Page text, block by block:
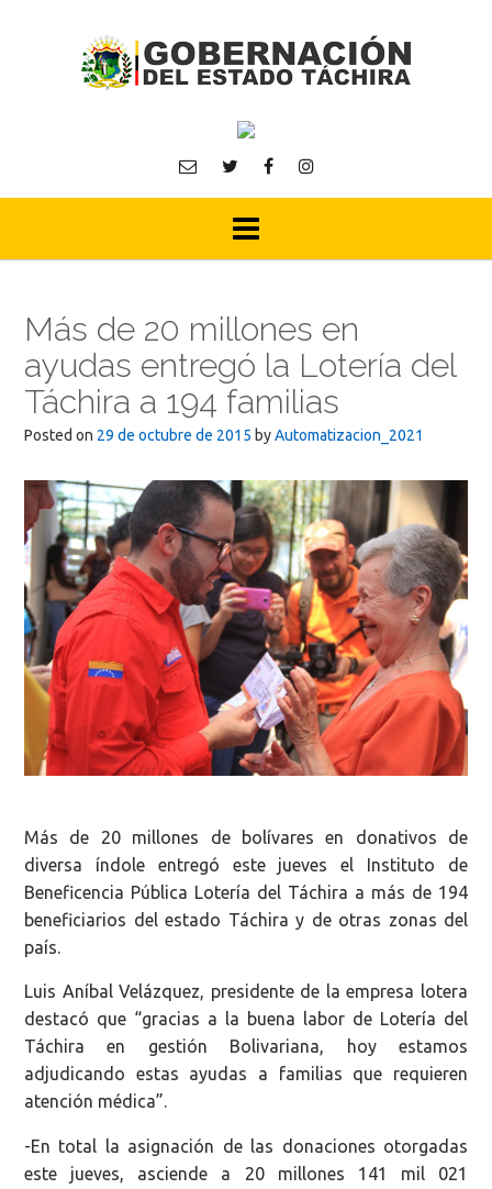
Más de 20 millones en
ayudas entregó la Lotería del
Táchira a 194 familias
Posted on 29 de octubre de 2015 byAutomatizacion_2021
Más de 20 millones de bolívares en donativos de
diversa índole entregó este jueves el Instituto de
Beneficencia Pública Lotería del Táchira a más de 194
beneficiarios del estado Táchira y de otras zonas del
país.
Luis Aníbal Velázquez, presidente de la empresa lotera
destacó que “gracias a la buena labor de Lotería del
Táchira en gestión Bolivariana, hoy estamos
adjudicando estas ayudas a familias que requieren
atención médica”.
-En total la asignación de las donaciones otorgadas
este jueves, asciende a 20 millones 141 mil 021